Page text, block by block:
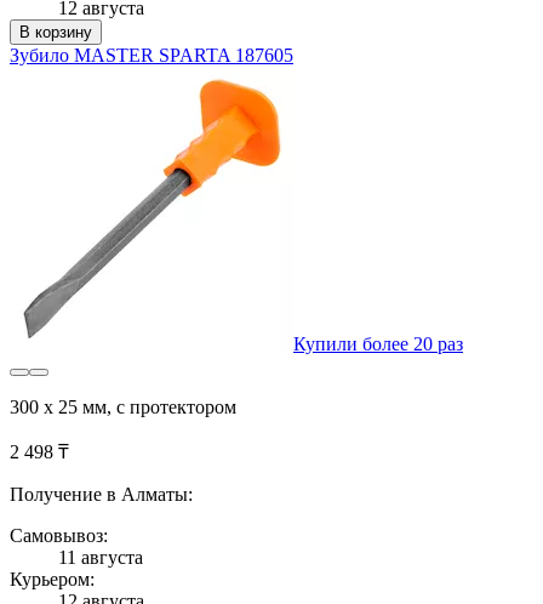
12 августа
В корзину
Зубило MASTER SPARTA 187605
Купили более 20 раз
300 х 25 мм, с протектором
2 498 ₸
Получение в Алматы:
Самовывоз:
11 августа
Курьером: